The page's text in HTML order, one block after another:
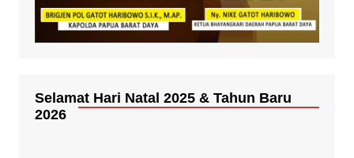
Selamat Hari Natal 2025 & Tahun Baru
2026